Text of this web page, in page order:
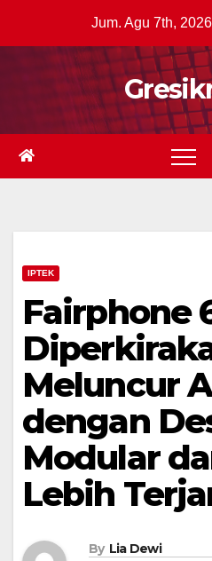
Jum. Agu 7th, 2026
IPTEK
Fairphone
Meluncur
dengan
Modular
Lebih
By Lia Dewi